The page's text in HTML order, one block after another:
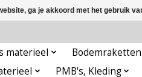
materieel
PMB's, Kleding
ga je akkoord met het gebruik